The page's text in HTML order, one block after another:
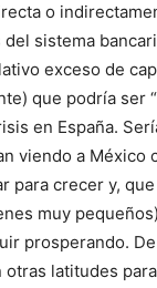
o
sistema
exceso de
que podría ser
en España.
viendo a México
para crecer y,
muy
prosperando.
otras latitudes